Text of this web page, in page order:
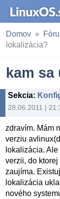
Domov
lokalizácia?
kam sa
Sekcia:
28.06.2011 |
zdravím. Mám
verziu
lokalizácia.
verzii, do
zaujíma.
lokalizácia
nového